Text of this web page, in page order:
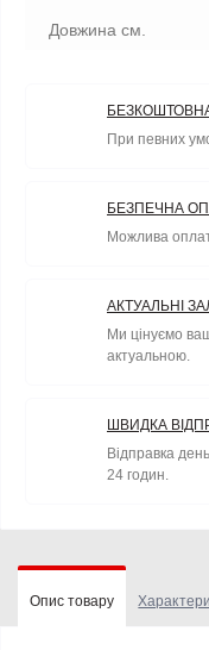
Довжина см.
При певних
БЕЗПЕЧНА
Можлива
АКТУАЛЬНІ
Ми цінуємо
актуальною.
ШВИДКА
Відправка
24 годин.
Опис товару